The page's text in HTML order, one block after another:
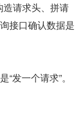
请求头、拼请
接口确认数据是
发一个请求”。